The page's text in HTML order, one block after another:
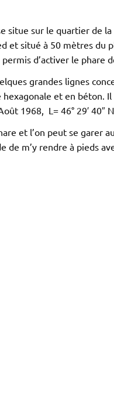
situe sur le quartier de
et situé à 50 mètres du
d’activer le phare
grandes lignes
et en béton.
1968, L= 46° 29′ 40″
et l’on peut se garer
de m’y rendre à pieds